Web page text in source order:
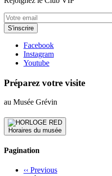
Facebook
Instagram
Youtube
Préparez votre visite
au Musée Grévin
Horaires du musée
Pagination
‹‹ Previous